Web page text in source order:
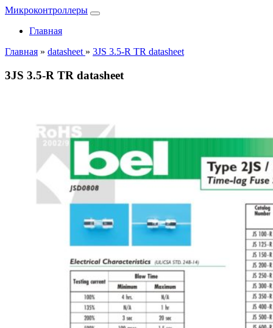
Микроконтроллеры
Главная
Главная » datasheet » 3JS 3.5-R TR datasheet
3JS 3.5-R TR datasheet